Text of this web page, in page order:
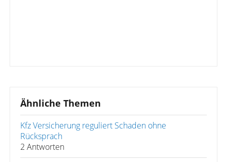
Ähnliche Themen
Kfz Versicherung reguliert Schaden ohne
Rücksprach
2 Antworten